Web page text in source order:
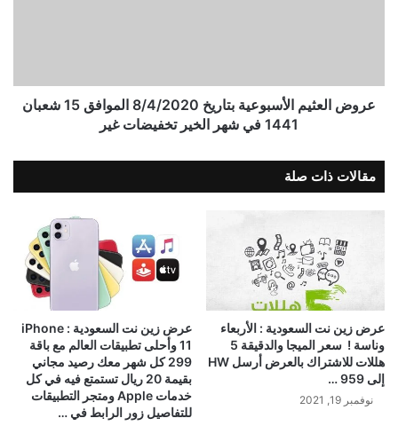
عروض العثيم الأسبوعية بتاريخ 8/4/2020 الموافق 15 شعبان
1441 في شهر الخير تخفيضات غير
مقالات ذات صلة
عرض زين نت السعودية : الأربعاء
وناسة ! ‏ سعر الميجا والدقيقة 5
هللات للاشتراك بالعرض أرسل HW
إلى 959 …
نوفمبر 19, 2021
عرض زين نت السعودية : ‏iPhone
11 وأحلى تطبيقات العالم مع باقة
299 كل شهر معك رصيد مجاني
بقيمة 20 ريال تستمتع فيه في كل
خدمات Apple ومتجر التطبيقات
للتفاصيل زور الرابط في …